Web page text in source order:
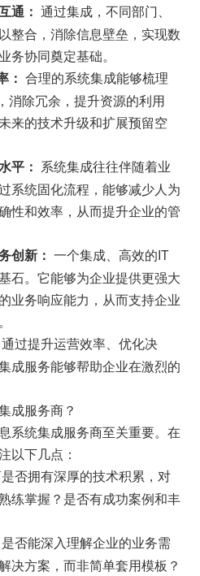
通： 通过集成，不同部门、
整合，消除信息壁垒，实现数
务协同奠定基础。
： 合理的系统集成能够梳理
消除冗余，提升资源的利用
来的技术升级和扩展预留空
平： 系统集成往往伴随着业
系统固化流程，能够减少人为
性和效率，从而提升企业的管
创新： 一个集成、高效的IT
石。它能够为企业提供更强大
业务响应能力，从而支持企业
过提升运营效率、优化决
成服务能够帮助企业在激烈的
成服务商？
系统集成服务商至关重要。在
以下几点：
否拥有深厚的技术积累，对
练掌握？是否有成功案例和丰
是否能深入理解企业的业务需
决方案，而非简单套用模板？